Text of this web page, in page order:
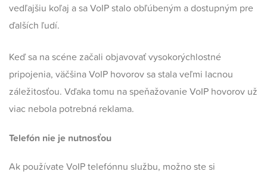
vedľajšiu koľaj a sa VoIP stalo obľúbeným a dostupným pre
ďalších ľudí.
Keď sa na scéne začali objavovať vysokorýchlostné
pripojenia, väčšina VoIP hovorov sa stala veľmi lacnou
záležitosťou. Vďaka tomu na speňažovanie VoIP hovorov už
viac nebola potrebná reklama.
Telefón nie je nutnosťou
Ak používate VoIP telefónnu službu, možno ste si